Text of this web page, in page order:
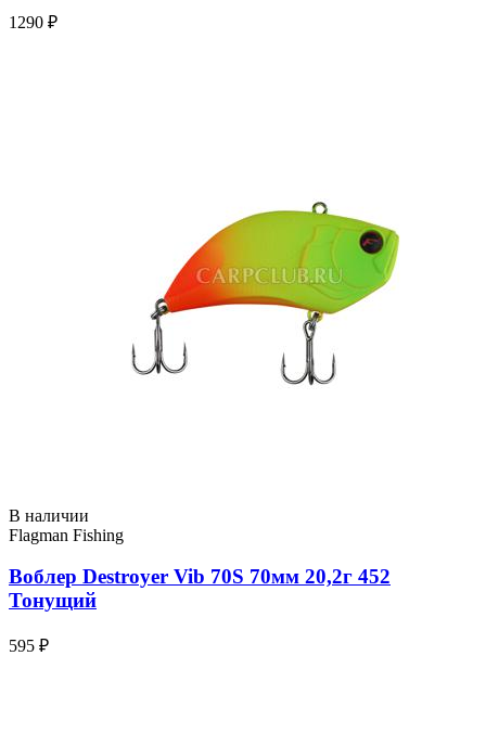
1290 ₽
В наличии
Flagman Fishing
Воблер Destroyer Vib 70S 70мм 20,2г 452
Тонущий
595 ₽